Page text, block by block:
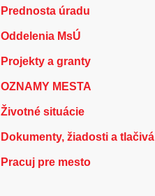
Prednosta úradu
Oddelenia MsÚ
Projekty a granty
OZNAMY MESTA
Životné situácie
Dokumenty, žiadosti a tlačivá
Pracuj pre mesto